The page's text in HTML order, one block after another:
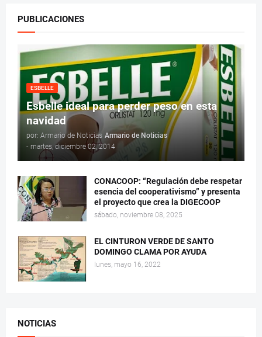
PUBLICACIONES
ESBELLE
Esbelle ideal para perder peso en esta
navidad
por: Armario de Noticias Armario de Noticias
- martes, diciembre 02, 2014
CONACOOP: “Regulación debe respetar
esencia del cooperativismo” y presenta
el proyecto que crea la DIGECOOP
sábado, noviembre 08, 2025
EL CINTURON VERDE DE SANTO
DOMINGO CLAMA POR AYUDA
lunes, mayo 16, 2022
NOTICIAS